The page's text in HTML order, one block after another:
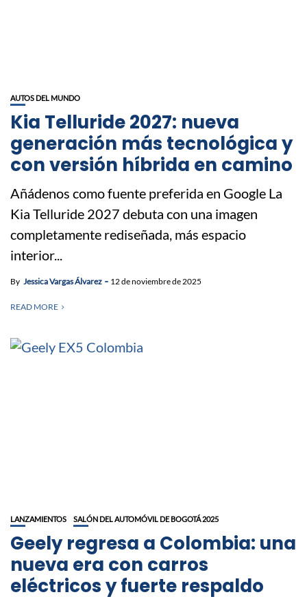
AUTOS DEL MUNDO
Kia Telluride 2027: nueva
generación más tecnológica y
con versión híbrida en camino
Añádenos como fuente preferida en Google La
Kia Telluride 2027 debuta con una imagen
completamente rediseñada, más espacio
interior...
By Jessica Vargas Álvarez 12 de noviembre de 2025
READ MORE
LANZAMIENTOS SALÓN DEL AUTOMÓVIL DE BOGOTÁ 2025
Geely regresa a Colombia: una
nueva era con carros
eléctricos y fuerte respaldo